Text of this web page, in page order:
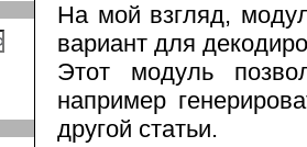
На мой взгляд,
вариант для
Этот модуль
например
другой статьи.